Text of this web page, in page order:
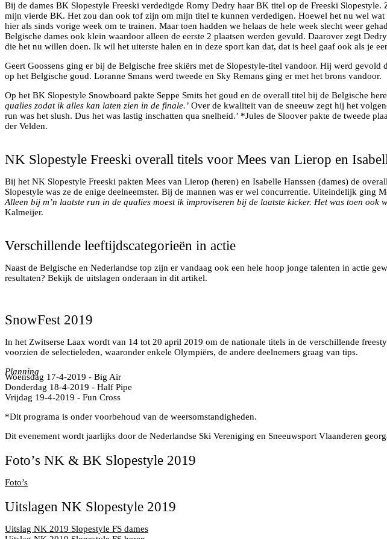
Bij de dames BK Slopestyle Freeski verdedigde Romy Dedry haar BK titel op de Freeski
mijn vierde BK. Het zou dan ook tof zijn om mijn titel te kunnen verdedigen. Hoewel het nu wel
hier als sinds vorige week om te trainen. Maar toen hadden we helaas de hele week slecht weer
Belgische dames ook klein waardoor alleen de eerste 2 plaatsen werden gevuld. Daarover zegt
die het nu willen doen. Ik wil het uiterste halen en in deze sport kan dat, dat is heel gaaf ook als je
Geert Goossens ging er bij de Belgische free skiërs met de Slopestyle-titel vandoor. Hij werd
op het Belgische goud. Loranne Smans werd tweede en Sky Remans ging er met het brons vandoor.
Op het BK Slopestyle Snowboard pakte Seppe Smits het goud en de overall titel bij de Belgische
qualies zodat ik alles kan laten zien in de finale.’ Over de kwaliteit van de sneeuw zegt hij het
run was het slush. Dus het was lastig inschatten qua snelheid.’ *Jules de Sloover pakte de tweede
der Velden.
NK Slopestyle Freeski overall titels voor Mees van Lierop en
Bij het NK Slopestyle Freeski pakten Mees van Lierop (heren) en Isabelle Hanssen (dames) de
Slopestyle was ze de enige deelneemster. Bij de mannen was er wel concurrentie. Uiteindelijk ging
Alleen bij m’n laatste run in de qualies moest ik improviseren bij de laatste kicker. Het was toen ook
Kalmeijer.
Verschillende leeftijdscategorieën in actie
Naast de Belgische en Nederlandse top zijn er vandaag ook een hele hoop jonge talenten in actie
resultaten? Bekijk de uitslagen onderaan in dit artikel.
SnowFest 2019
In het Zwitserse Laax wordt van 14 tot 20 april 2019 om de nationale titels in de verschillende
voorzien de selectieleden, waaronder enkele Olympiërs, de andere deelnemers graag van tips.
Planning
Woensdag 17-4-2019 - Big Air
Donderdag 18-4-2019 - Half Pipe
Vrijdag 19-4-2019 - Fun Cross
*Dit programa is onder voorbehoud van de weersomstandigheden.
Dit evenement wordt jaarlijks door de Nederlandse Ski Vereniging en Sneeuwsport Vlaanderen
Foto’s NK & BK Slopestyle 2019
Foto’s
Uitslagen NK Slopestyle 2019
Uitslag NK 2019 Slopestyle FS dames